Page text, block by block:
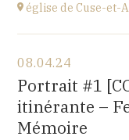
église de Cuse-et-
Cuse-et-Adrisans
(25680)
at15H
08.04.24
Portrait #1
itinérante –
Mémoire